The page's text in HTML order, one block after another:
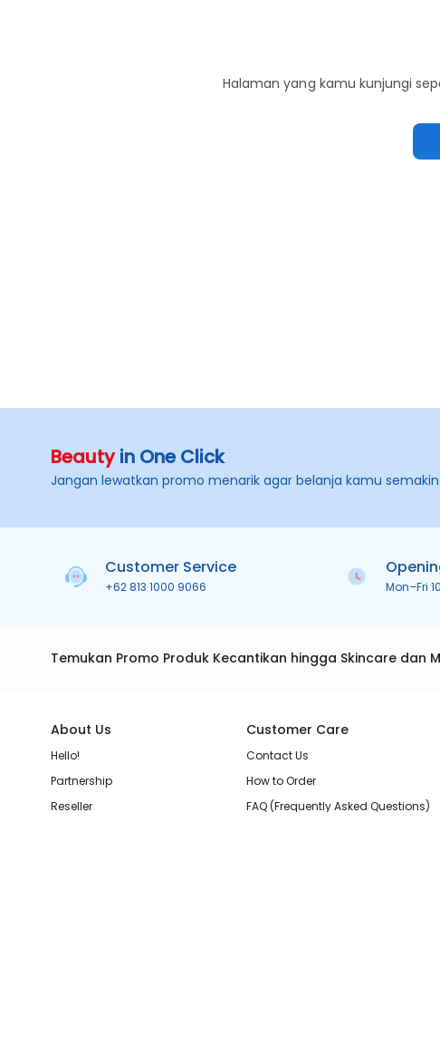
Halaman yang kamu kunjungi
Beautyin One Click
Jangan lewatkan promo menarik agar belanja kamu
Customer Service
+62 813 1000 9066 Mon–Fri
Temukan Promo Produk Kecantikan hingga Skincare dan
About Us
Hello!
Partnership
Reseller
Customer Care
Contact Us
How to Order
FAQ (Frequently Asked Questions)